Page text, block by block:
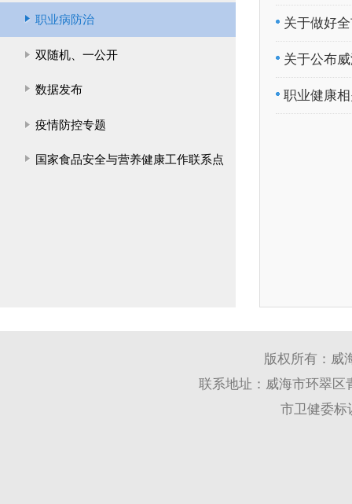
职业病防治
双随机、一公开
数据发布
疫情防控专题
国家食品安全与营养健康工作联系点
关于做好
关于公布
职业健康
版权所有：威
联系地址：威海市环翠区
市卫健委标